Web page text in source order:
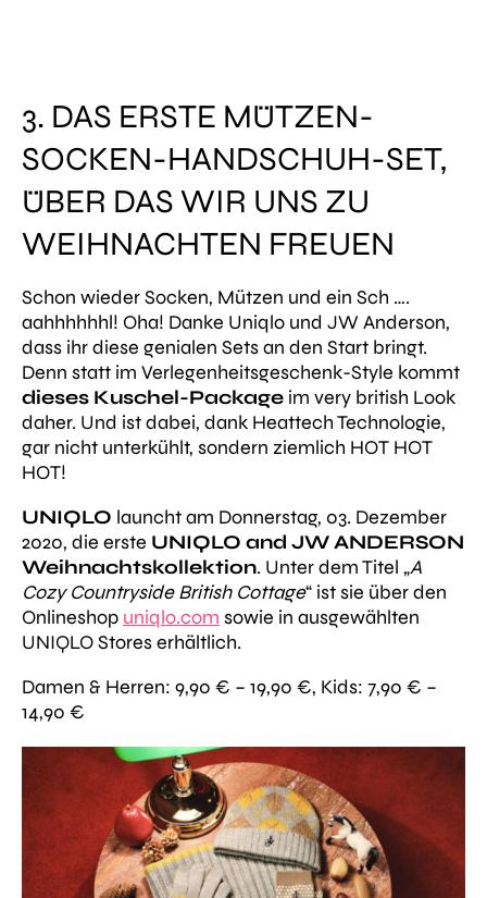
3. DAS ERSTE MÜTZEN-
SOCKEN-HANDSCHUH-SET,
ÜBER DAS WIR UNS ZU
WEIHNACHTEN FREUEN
Schon wieder Socken, Mützen und ein Sch ….
aahhhhhhl! Oha! Danke Uniqlo und JW Anderson,
dass ihr diese genialen Sets an den Start bringt.
Denn statt im Verlegenheitsgeschenk-Style kommt
dieses Kuschel-Package im very british Look
daher. Und ist dabei, dank Heattech Technologie,
gar nicht unterkühlt, sondern ziemlich HOT HOT
HOT!
UNIQLO launcht am Donnerstag, 03. Dezember
2020, die erste UNIQLO and JW ANDERSON
Weihnachtskollektion. Unter dem Titel „A
Cozy Countryside British Cottage“ ist sie über den
Onlineshop uniqlo.com sowie in ausgewählten
UNIQLO Stores erhältlich.
Damen & Herren: 9,90 € – 19,90 €, Kids: 7,90 € –
14,90 €